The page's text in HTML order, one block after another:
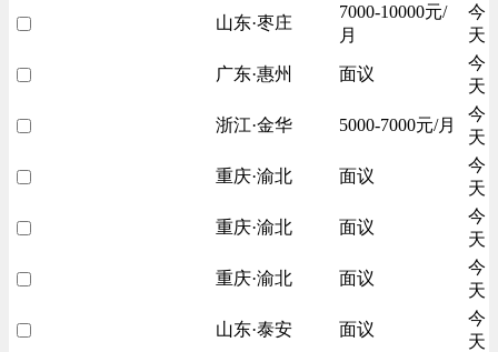
山东·枣庄
7000-10000元/
月
今
天
广东·惠州 面议
今
天
浙江·金华 5000-7000元/月
今
天
重庆·渝北 面议
今
天
重庆·渝北 面议
今
天
重庆·渝北 面议
今
天
山东·泰安 面议
今
天